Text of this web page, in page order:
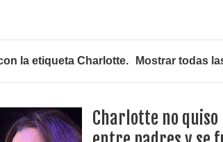
la etiquetaCharlotte. Mostrar todas
Charlotte no